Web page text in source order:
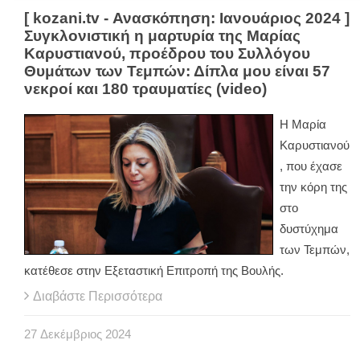
[ kozani.tv - Ανασκόπηση: Ιανουάριος 2024 ]
Συγκλονιστική η μαρτυρία της Μαρίας
Καρυστιανού, προέδρου του Συλλόγου
Θυμάτων των Τεμπών: Δίπλα μου είναι 57
νεκροί και 180 τραυματίες (video)
Η Μαρία
Καρυστιανού
, που έχασε
την κόρη της
στο
δυστύχημα
των Τεμπών,
κατέθεσε στην Εξεταστική Επιτροπή της Βουλής.
Διαβάστε Περισσότερα
27 Δεκέμβριος 2024